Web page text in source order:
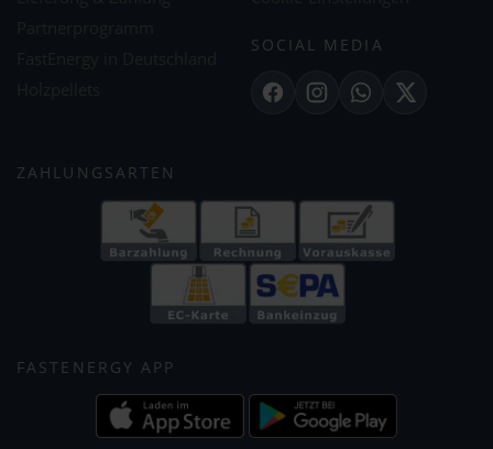
SOCIAL MEDIA
FacebookInstagramWhatsApp
X
ZAHLUNGSARTEN
FASTENERGY APP